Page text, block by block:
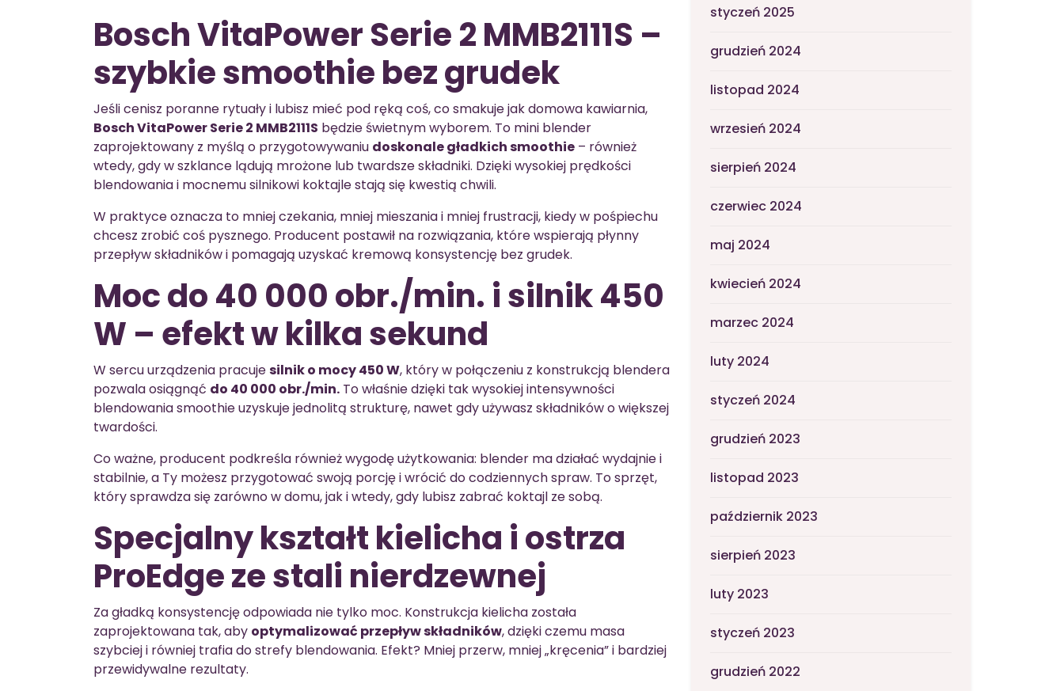
Bosch VitaPower Serie 2 MMB2111S –
szybkie smoothie bez grudek
Jeśli cenisz poranne rytuały i lubisz mieć pod ręką coś, co smakuje jak domowa kawiarnia,
Bosch VitaPower Serie 2 MMB2111S będzie świetnym wyborem. To mini blender
zaprojektowany z myślą o przygotowywaniu doskonale gładkich smoothie – również
wtedy, gdy w szklance lądują mrożone lub twardsze składniki. Dzięki wysokiej prędkości
blendowania i mocnemu silnikowi koktajle stają się kwestią chwili.
W praktyce oznacza to mniej czekania, mniej mieszania i mniej frustracji, kiedy w pośpiechu
chcesz zrobić coś pysznego. Producent postawił na rozwiązania, które wspierają płynny
przepływ składników i pomagają uzyskać kremową konsystencję bez grudek.
Moc do 40 000 obr./min. i silnik 450
W – efekt w kilka sekund
W sercu urządzenia pracujesilnik o mocy 450 W, który w połączeniu z konstrukcją blendera
pozwala osiągnąć do 40 000 obr./min. To właśnie dzięki tak wysokiej intensywności
blendowania smoothie uzyskuje jednolitą strukturę, nawet gdy używasz składników o większej
twardości.
Co ważne, producent podkreśla również wygodę użytkowania: blender ma działać wydajnie i
stabilnie, a Ty możesz przygotować swoją porcję i wrócić do codziennych spraw. To sprzęt,
który sprawdza się zarówno w domu, jak i wtedy, gdy lubisz zabrać koktajl ze sobą.
Specjalny kształt kielicha i ostrza
ProEdge ze stali nierdzewnej
Za gładką konsystencję odpowiada nie tylko moc. Konstrukcja kielicha została
zaprojektowana tak, aby optymalizować przepływ składników, dzięki czemu masa
szybciej i równiej trafia do strefy blendowania. Efekt? Mniej przerw, mniej „kręcenia” i bardziej
przewidywalne rezultaty.
styczeń 2025
grudzień 2024
listopad 2024
wrzesień 2024
sierpień 2024
czerwiec 2024
maj 2024
kwiecień 2024
marzec 2024
luty 2024
styczeń 2024
grudzień 2023
listopad 2023
październik 2023
sierpień 2023
luty 2023
styczeń 2023
grudzień 2022